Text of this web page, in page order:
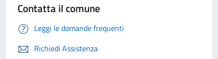
Contatta il comune
Leggi le domande frequenti
Richiedi Assistenza